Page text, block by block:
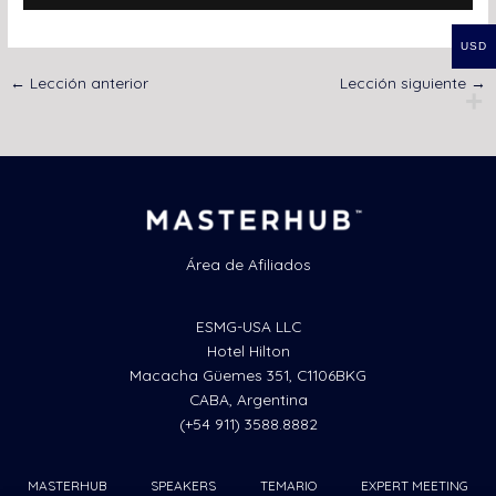
← Lección anterior Lección siguiente →
Área de Afiliados
ESMG-USA LLC
Hotel Hilton
Macacha Güemes 351, C1106BKG
CABA, Argentina
(+54 911) 3588.8882
MASTERHUB SPEAKERS TEMARIO EXPERT MEETING
USD